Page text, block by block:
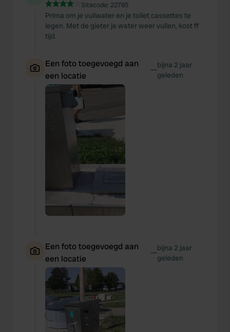
Sitecode: 22785
Prima om je vuilwater en je toilet cassettes te
legen. Met de gieter je water weer vullen, kost ff
tijd.
Een foto toegevoegd aan
een locatie
—bijna 2 jaar
geleden
Een foto toegevoegd aan
een locatie
—bijna 2 jaar
geleden